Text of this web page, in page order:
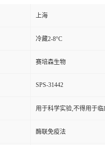
上海
冷藏2-8°C
赛培森生物
SPS-31442
用于科学实验,不得用于临
酶联免疫法